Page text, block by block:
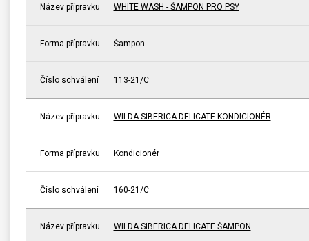
Název přípravku WHITE WASH - ŠAMPON PRO PSY
Forma přípravku Šampon
Číslo schválení 113-21/C
Název přípravku WILDA SIBERICA DELICATE KONDICIONÉR
Forma přípravku Kondicionér
Číslo schválení 160-21/C
Název přípravku WILDA SIBERICA DELICATE ŠAMPON